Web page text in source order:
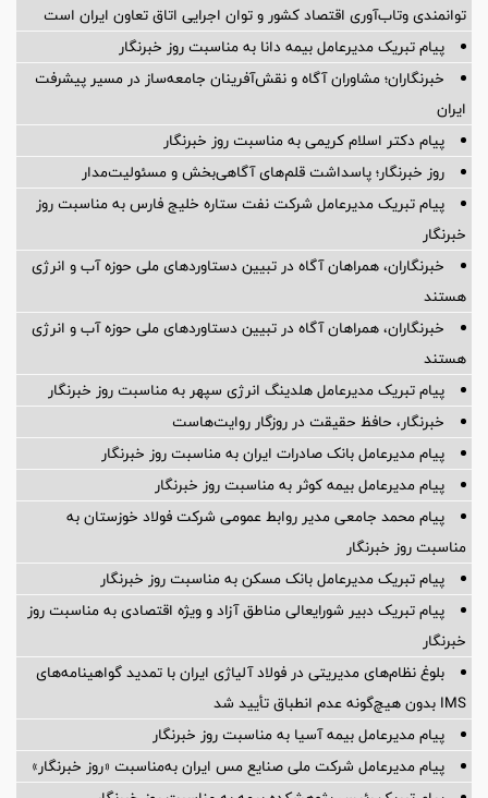
توانمندی وتاب‌آوری اقتصاد کشور و توان اجرایی اتاق تعاون ایران است
پیام ‌تبریک‌ مدیرعامل بیمه دانا به مناسبت روز خبرنگار
خبرنگاران؛ مشاوران آگاه و نقش‌آفرینان جامعه‌ساز در مسیر پیشرفت
ایران
پیام دکتر اسلام کریمی به مناسبت روز خبرنگار
روز خبرنگار؛ پاسداشت قلم‌های آگاهی‌بخش و مسئولیت‌مدار
پیام تبریک مدیرعامل شرکت نفت ستاره خلیج فارس به مناسبت روز
خبرنگار
خبرنگاران، همراهان آگاه در تبیین دستاوردهای ملی حوزه آب و انرژی
هستند
خبرنگاران، همراهان آگاه در تبیین دستاوردهای ملی حوزه آب و انرژی
هستند
پیام تبریک مدیرعامل هلدینگ انرژی سپهر به مناسبت روز خبرنگار
خبرنگار، حافظ حقیقت در روزگار روایت‌هاست
پیام مدیرعامل بانک صادرات ایران به مناسبت روز خبرنگار
پیام مدیرعامل بیمه کوثر به مناسبت روز خبرنگار
پیام محمد جامعی مدیر روابط عمومی شرکت فولاد خوزستان به
مناسبت روز خبرنگار
پیام تبریک مدیرعامل بانک مسکن به مناسبت روز خبرنگار
پیام تبریک دبیر شورایعالی مناطق آزاد و ویژه اقتصادی به مناسبت روز
خبرنگار
بلوغ نظام‌های مدیریتی در فولاد آلیاژی ایران با تمدید گواهینامه‌های
IMS بدون هیچ‌گونه عدم انطباق تأیید شد
پیام مدیرعامل بیمه آسیا به مناسبت روز خبرنگار
پیام مدیرعامل شرکت ملی صنایع مس ایران به‌مناسبت «روز خبرنگار»